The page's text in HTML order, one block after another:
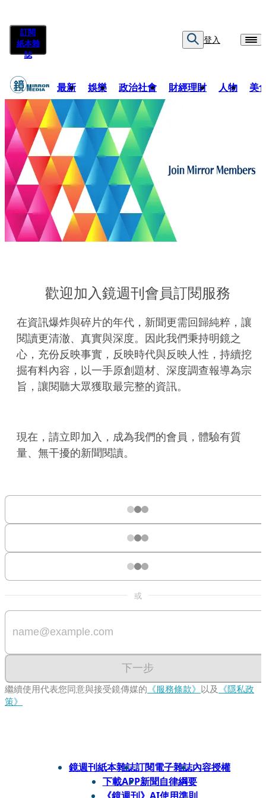
訂閱
紙本雜
誌
登入
最新 娛樂 政治社會 財經理財 人物 美
歡迎加入鏡週刊會員訂閱服務
在資訊爆炸與碎片的年代，新聞更需回歸純粹，讓
閱讀更清澈、真實與深度。因此我們秉持明鏡之
心，充份反映事實，反映時代與反映人性，持續挖
掘有料內容，以一手原創題材、深度調查報導為宗
旨，讓閱聽大眾獲取最完整的資訊。
現在，請立即加入，成為我們的會員，體驗有質
量、無干擾的新聞閱讀。
或
下一步
繼續使用代表您同意與接受鏡傳媒的 《服務條款》 以及 《隱私政
策》
鏡週刊紙本雜誌訂閱電子雜誌內容授權
下載APP新聞自律綱要